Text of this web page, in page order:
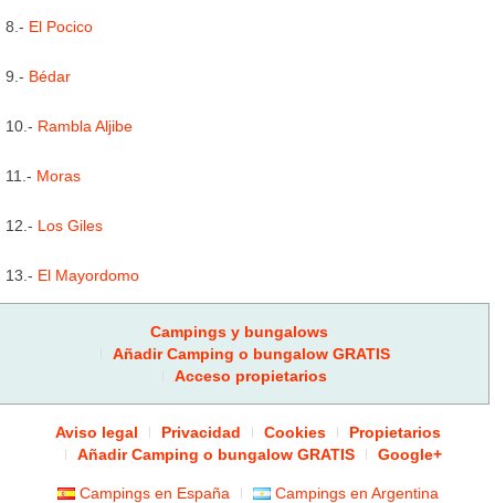
8.- El Pocico
9.- Bédar
10.- Rambla Aljibe
11.- Moras
12.- Los Giles
13.- El Mayordomo
Campings y bungalows
Añadir Camping o bungalow GRATIS
Acceso propietarios
Aviso legal Privacidad Cookies
Propietarios
Añadir Camping o bungalow GRATIS
Google+
Campings en España Campings en Argentina